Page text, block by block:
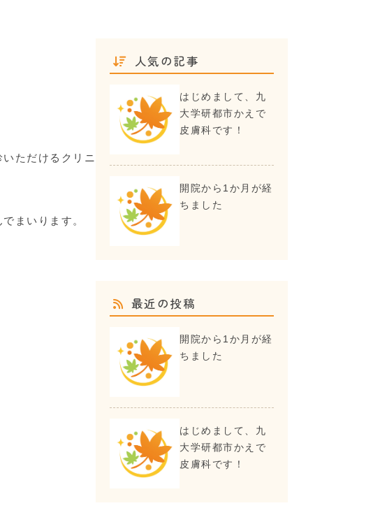
ただけるクリニ
まいります。
人気の記事
はじめまして、九
大学研都市かえで
皮膚科です！
開院から1か月が経
ちました
最近の投稿
開院から1か月が経
ちました
はじめまして、九
大学研都市かえで
皮膚科です！